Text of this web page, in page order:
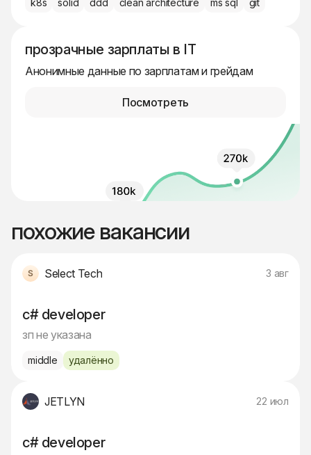
k8s solid ddd clean architecture ms sql git
прозрачные зарплаты в IT
Анонимные данные по зарплатам и грейдам
Посмотреть
похожие вакансии
Select Tech 3 авг
c# developer
зп не указана
middle удалённо
JETLYN 22 июл
c# developer